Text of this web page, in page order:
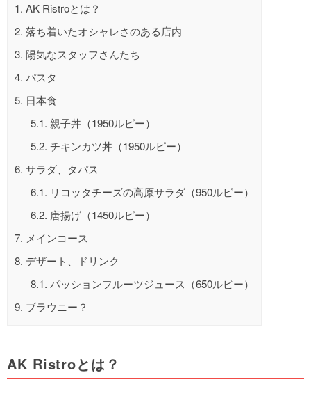
1. AK Ristroとは？
2. 落ち着いたオシャレさのある店内
3. 陽気なスタッフさんたち
4. パスタ
5. 日本食
5.1. 親子丼（1950ルピー）
5.2. チキンカツ丼（1950ルピー）
6. サラダ、タパス
6.1. リコッタチーズの高原サラダ（950ルピー）
6.2. 唐揚げ（1450ルピー）
7. メインコース
8. デザート、ドリンク
8.1. パッションフルーツジュース（650ルピー）
9. ブラウニー？
AK Ristroとは？